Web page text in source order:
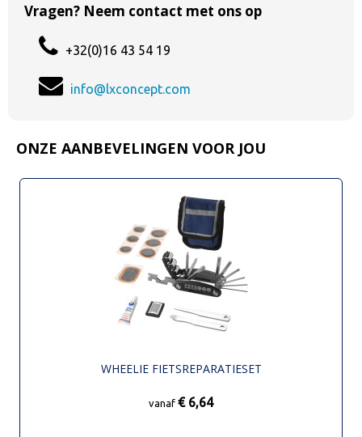
Vragen? Neem contact met ons op
+32(0)16 43 54 19
info@lxconcept.com
ONZE AANBEVELINGEN VOOR JOU
WHEELIE FIETSREPARATIESET
vanaf € 6,64